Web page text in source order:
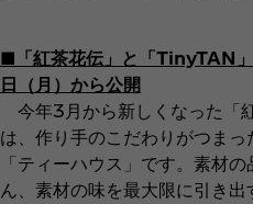
■「紅茶花伝」と「TinyTAN
日（月）から公開
今年3月から新しくなった「
は、作り手のこだわりがつま
「ティーハウス」です。素材
ん、素材の味を最大限に引き